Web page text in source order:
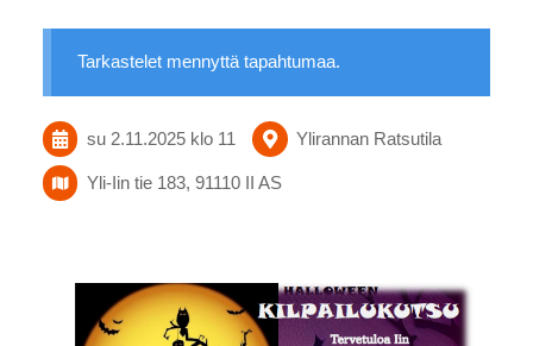
Tarkastelet mennyttä tapahtumaa.
su 2.11.2025 klo 11 Ylirannan Ratsutila
Yli-Iin tie 183, 91110 II AS